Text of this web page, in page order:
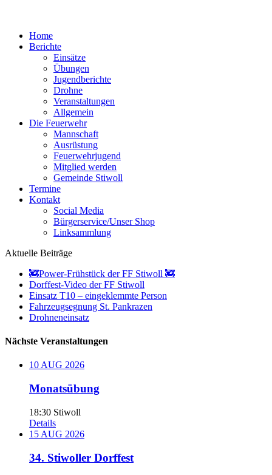
Home
Berichte
Einsätze
Übungen
Jugendberichte
Drohne
Veranstaltungen
Allgemein
Die Feuerwehr
Mannschaft
Ausrüstung
Feuerwehrjugend
Mitglied werden
Gemeinde Stiwoll
Termine
Kontakt
Social Media
Bürgerservice/Unser Shop
Linksammlung
Aktuelle Beiträge
🚒Power-Frühstück der FF Stiwoll 🚒
Dorffest-Video der FF Stiwoll
Einsatz T10 – eingeklemmte Person
Fahrzeugsegnung St. Pankrazen
Drohneneinsatz
Nächste Veranstaltungen
10AUG 2026
Monatsübung
18:30 Stiwoll
Details
15 AUG 2026
34. Stiwoller Dorffest